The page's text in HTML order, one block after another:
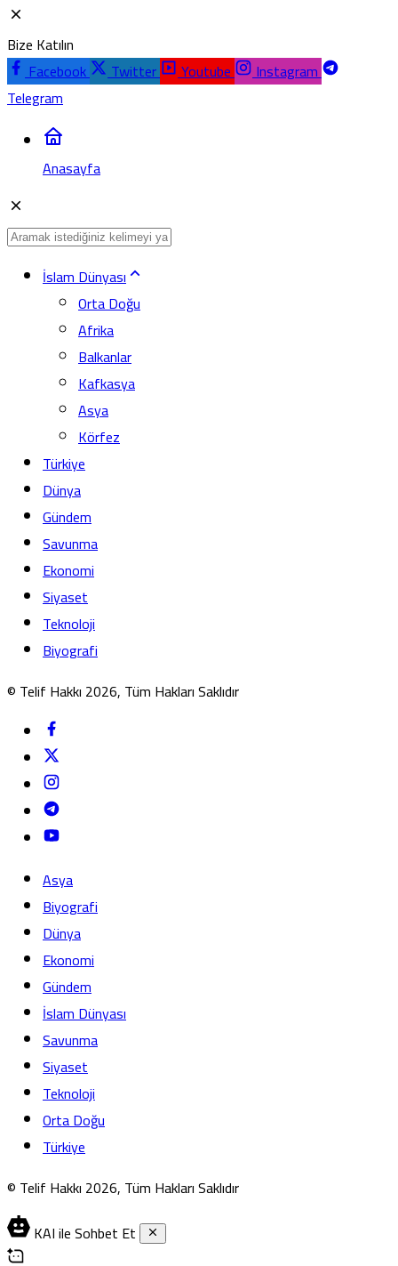
Bize Katılın
Facebook
Twitter Youtube
Instagram
Telegram
Anasayfa
İslam Dünyası
Orta Doğu
Afrika
Balkanlar
Kafkasya
Asya
Körfez
Türkiye
Dünya
Gündem
Savunma
Ekonomi
Siyaset
Teknoloji
Biyografi
© Telif Hakkı 2026, Tüm Hakları Saklıdır
Asya
Biyografi
Dünya
Ekonomi
Gündem
İslam Dünyası
Savunma
Siyaset
Teknoloji
Orta Doğu
Türkiye
© Telif Hakkı 2026, Tüm Hakları Saklıdır
KAI ile Sohbet Et